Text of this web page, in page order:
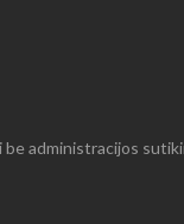
administracijos